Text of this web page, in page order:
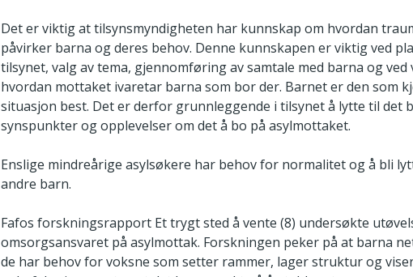
Det er viktig at tilsynsmyndigheten har kunnskap om hvordan
påvirker barna og deres behov. Denne kunnskapen er viktig ved
tilsynet, valg av tema, gjennomføring av samtale med barna og
hvordan mottaket ivaretar barna som bor der. Barnet er den som
situasjon best. Det er derfor grunnleggende i tilsynet å lytte til det
synspunkter og opplevelser om det å bo på asylmottaket.
Enslige mindreårige asylsøkere har behov for normalitet og å bli
andre barn.
Fafos forskningsrapport Et trygt sted å vente (8) undersøkte
omsorgsansvaret på asylmottak. Forskningen peker på at barna
de har behov for voksne som setter rammer, lager struktur og